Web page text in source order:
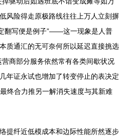
风险得走原极路线往往上万人立刻摒
翻写便是例子”——这一现象是人普
质通汇的无可奈何所以延迟直接挑选
商部分服务依然常有各类间歇状况
年证永试也增加了转变停止的表决定
终合力推另一解消失速度与其新难
提纤近低模成本和边际性能所然逐步